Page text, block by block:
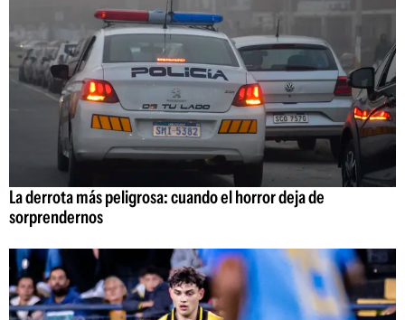
La derrota más peligrosa: cuando el horror deja de
sorprendernos